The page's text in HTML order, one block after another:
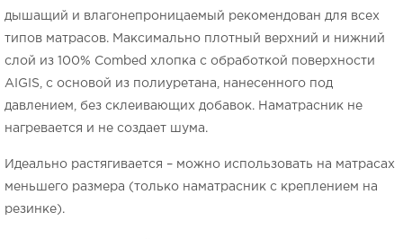
дышащий и влагонепроницаемый рекомендован для всех
типов матрасов. Максимально плотный верхний и нижний
слой из 100% Combed хлопка с обработкой поверхности
AIGIS, с основой из полиуретана, нанесенного под
давлением, без склеивающих добавок. Наматрасник не
нагревается и не создает шума.
Идеально растягивается – можно использовать на матрасах
меньшего размера (только наматрасник с креплением на
резинке).